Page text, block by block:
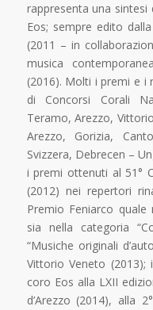
rappresenta una
Eos; sempre edito
(2011 – in
musica
(2016). Molti i premi e i
di Concorsi Corali
Teramo, Arezzo,
Arezzo, Gorizia,
Svizzera, Debrecen –
i premi ottenuti al 51°
(2012) nei repertori
Premio Feniarco
sia nella categoria
“Musiche originali
Vittorio Veneto
coro Eos alla LXII
d’Arezzo (2014), alla